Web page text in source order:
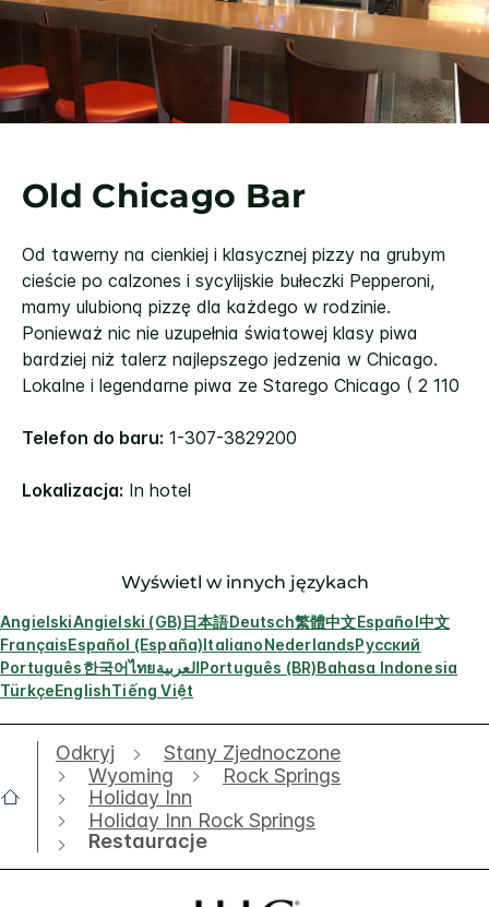
Old Chicago Bar
Od tawerny na cienkiej i klasycznej pizzy na grubym
cieście po calzones i sycylijskie bułeczki Pepperoni,
mamy ulubioną pizzę dla każdego w rodzinie.
Ponieważ nic nie uzupełnia światowej klasy piwa
bardziej niż talerz najlepszego jedzenia w Chicago.
Lokalne i legendarne piwa ze Starego Chicago ( 2 110
Telefon do baru: 1-307-3829200
Lokalizacja: In hotel
Wyświetl w innych językach
AngielskiAngielski (GB)日本語Deutsch繁體中文Español中文
FrançaisEspañol (España)ItalianoNederlandsРусский
Português한국어ไทยالعربيةPortuguês (BR)Bahasa Indonesia
TürkçeEnglishTiếng Việt
Odkryj
Stany Zjednoczone
Wyoming
Rock Springs
Holiday Inn
Holiday Inn Rock Springs
Restauracje